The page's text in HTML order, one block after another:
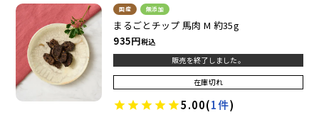
国産 無添加
まるごとチップ 馬肉 M 約35g
935
税込
販売を終了しました。
在庫切れ
5.00(1件)